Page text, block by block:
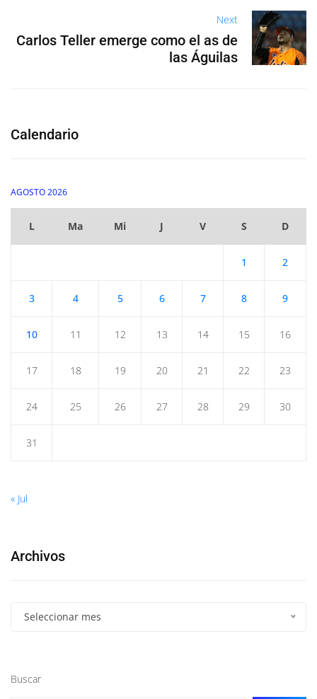
Next
Carlos Teller emerge como el as de
las Águilas
Calendario
AGOSTO 2026
L Ma Mi J V S D
1 2
3 4 5 6 7 8 9
10 11 12 13 14 15 16
17 18 19 20 21 22 23
24 25 26 27 28 29 30
31
« Jul
Archivos
Seleccionar mes
Buscar